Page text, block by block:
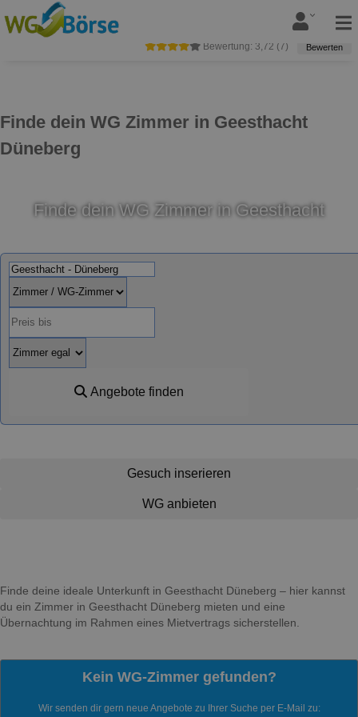
Finde dein WG Zimmer in Geesthacht
Düneberg
Bewertung: 3,72 ( 7) Bewerten
Finde dein WG Zimmer in Geesthacht
Angebote finden
Gesuch inserieren
WG anbieten
Finde deine ideale Unterkunft in Geesthacht Düneberg – hier kannst
du ein Zimmer in Geesthacht Düneberg mieten und eine
Übernachtung im Rahmen eines Mietvertrags sicherstellen.
Kein WG-Zimmer gefunden?
Wir senden dir gern neue Angebote zu Ihrer Suche per E-Mail zu: